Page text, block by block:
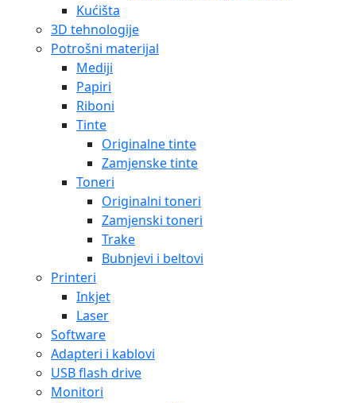
Kućišta
3D tehnologije
Potrošni materijal
Mediji
Papiri
Riboni
Tinte
Originalne tinte
Zamjenske tinte
Toneri
Originalni toneri
Zamjenski toneri
Trake
Bubnjevi i beltovi
Printeri
Inkjet
Laser
Software
Adapteri i kablovi
USB flash drive
Monitori